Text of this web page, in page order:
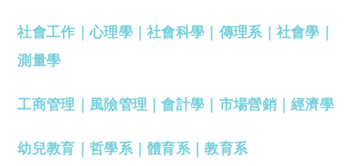
社會工作 ｜心理學｜社會科學 傳理系｜ 社會學
測量學
工商管理 風險管理 ｜會計學 市場營銷｜經濟學
幼兒教育 哲學系｜體育系｜教育系